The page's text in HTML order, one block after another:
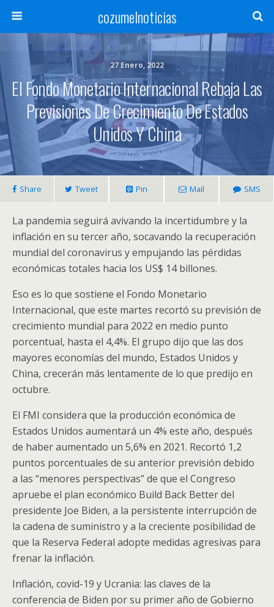
cozumelnoticias
27 Enero, 2022
El Fondo Monetario Internacional Rebaja Las
Previsiones De Crecimiento De Estados
Unidos Y China
Share Tweet Pin Mail SMS
La pandemia seguirá avivando la incertidumbre y la
inflación en su tercer año, socavando la recuperación
mundial del coronavirus y empujando las pérdidas
económicas totales hacia los US$ 14 billones.
Eso es lo que sostiene el Fondo Monetario
Internacional, que este martes recortó su previsión de
crecimiento mundial para 2022 en medio punto
porcentual, hasta el 4,4%. El grupo dijo que las dos
mayores economías del mundo, Estados Unidos y
China, crecerán más lentamente de lo que predijo en
octubre.
El FMI considera que la producción económica de
Estados Unidos aumentará un 4% este año, después
de haber aumentado un 5,6% en 2021. Recortó 1,2
puntos porcentuales de su anterior previsión debido
a las “menores perspectivas” de que el Congreso
apruebe el plan económico Build Back Better del
presidente Joe Biden, a la persistente interrupción de
la cadena de suministro y a la creciente posibilidad de
que la Reserva Federal adopte medidas agresivas para
frenar la inflación.
Inflación, covid-19 y Ucrania: las claves de la
conferencia de Biden por su primer año de Gobierno